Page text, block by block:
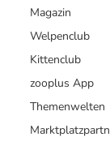
Magazin
Welpenclub
Kittenclub
zooplus App
Themenwelten